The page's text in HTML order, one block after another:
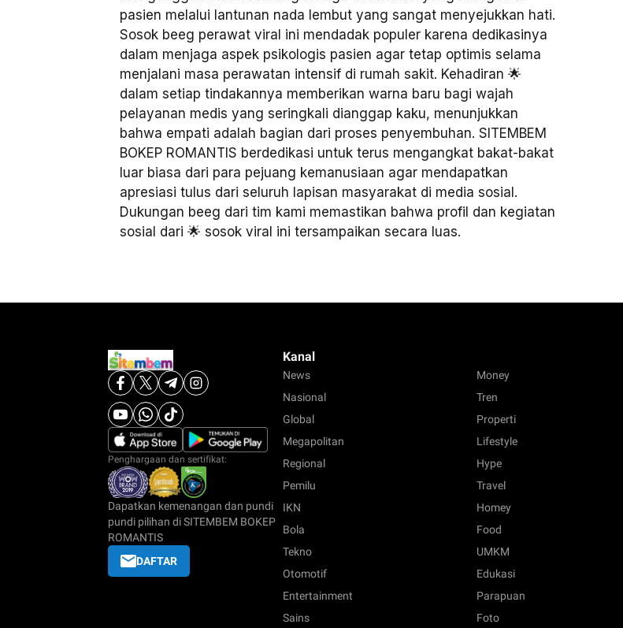
pasien melalui lantunan nada lembut yang sangat menyejukkan hati.
Sosok beeg perawat viral ini mendadak populer karena dedikasinya
dalam menjaga aspek psikologis pasien agar tetap optimis selama
menjalani masa perawatan intensif di rumah sakit. Kehadiran 🌟
dalam setiap tindakannya memberikan warna baru bagi wajah
pelayanan medis yang seringkali dianggap kaku, menunjukkan
bahwa empati adalah bagian dari proses penyembuhan. SITEMBEM
BOKEP ROMANTIS berdedikasi untuk terus mengangkat bakat-bakat
luar biasa dari para pejuang kemanusiaan agar mendapatkan
apresiasi tulus dari seluruh lapisan masyarakat di media sosial.
Dukungan beeg dari tim kami memastikan bahwa profil dan kegiatan
sosial dari 🌟 sosok viral ini tersampaikan secara luas.
Penghargaan dan sertifikat:
Dapatkan kemenangan dan pundi
pundi pilihan di SITEMBEM BOKEP
ROMANTIS
DAFTAR
Kanal
News
Nasional
Global
Megapolitan
Regional
Pemilu
IKN
Bola
Tekno
Otomotif
Entertainment
Sains
Money
Tren
Properti
Lifestyle
Hype
Travel
Homey
Food
UMKM
Edukasi
Parapuan
Foto